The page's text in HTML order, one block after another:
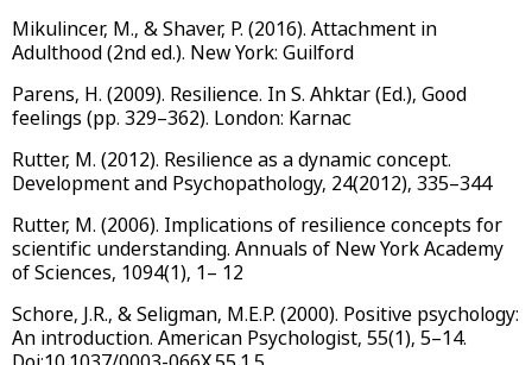
Mikulincer, M., & Shaver, P. (2016). Attachment in
Adulthood (2nd ed.). New York: Guilford
Parens, H. (2009). Resilience. In S. Ahktar (Ed.), Good
feelings (pp. 329–362). London: Karnac
Rutter, M. (2012). Resilience as a dynamic concept.
Development and Psychopathology, 24(2012), 335–344
Rutter, M. (2006). Implications of resilience concepts for
scientific understanding. Annuals of New York Academy
of Sciences, 1094(1), 1– 12
Schore, J.R., & Seligman, M.E.P. (2000). Positive psychology:
An introduction. American Psychologist, 55(1), 5–14.